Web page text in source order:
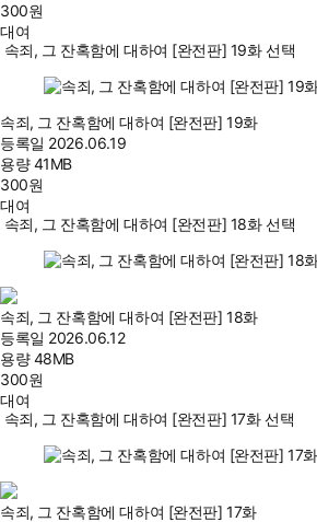
300원
대여
속죄, 그 잔혹함에 대하여 [완전판] 19화 선택
속죄, 그 잔혹함에 대하여 [완전판] 19화
등록일 2026.06.19
용량41MB
300원
대여
속죄, 그 잔혹함에 대하여 [완전판] 18화 선택
속죄, 그 잔혹함에 대하여 [완전판] 18화
등록일 2026.06.12
용량48MB
300원
대여
속죄, 그 잔혹함에 대하여 [완전판] 17화 선택
속죄, 그 잔혹함에 대하여 [완전판] 17화